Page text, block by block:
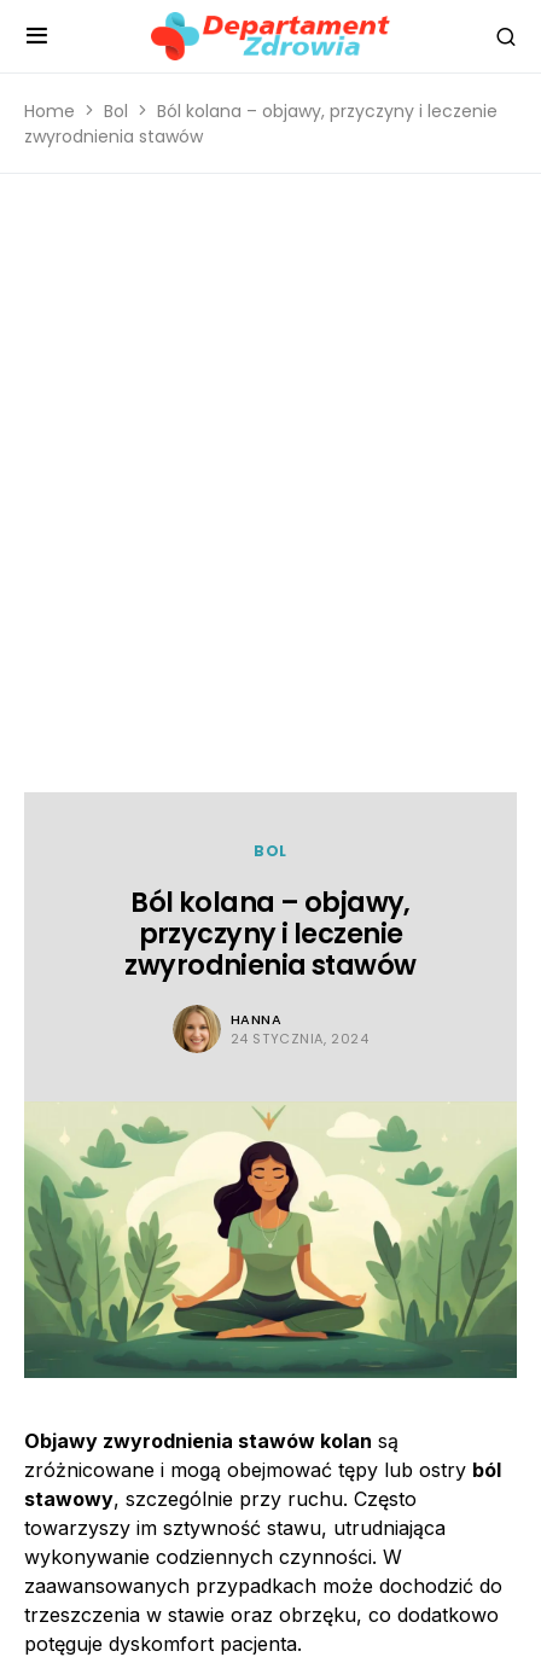
Home Bol
Ból kolana – objawy, przyczyny i leczenie
zwyrodnienia stawów
BOL
Ból kolana – objawy,
przyczyny i leczenie
zwyrodnienia stawów
HANNA
24 STYCZNIA, 2024
Objawy zwyrodnienia stawów kolan są
zróżnicowane i mogą obejmować tępy lub ostry ból
stawowy, szczególnie przy ruchu. Często
towarzyszy im sztywność stawu, utrudniająca
wykonywanie codziennych czynności. W
zaawansowanych przypadkach może dochodzić do
trzeszczenia w stawie oraz obrzęku, co dodatkowo
potęguje dyskomfort pacjenta.